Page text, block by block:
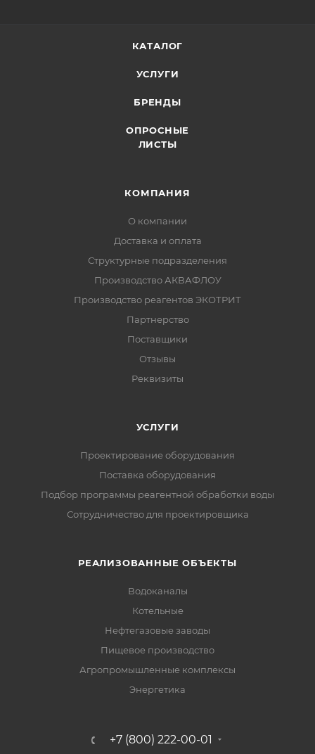
КАТАЛОГ
УСЛУГИ
БРЕНДЫ
ОПРОСНЫЕ
ЛИСТЫ
КОМПАНИЯ
О компании
Доставка и оплата
Структурные подразделения
Производство АКВАФЛОУ
Производство реагентов ЭКОТРИТ
Партнерство
Поставщики
Отзывы
Реквизиты
УСЛУГИ
Проектирование оборудования
Поставка оборудования
Подбор программы реагентной обработки воды
Сотрудничество для проектировщика
РЕАЛИЗОВАННЫЕ ОБЪЕКТЫ
Водоканалы
Котельные
Нефтегазовые заводы
Пищевое производство
Агропромышленные комплексы
Энергетика
+7 (800) 222-00-01